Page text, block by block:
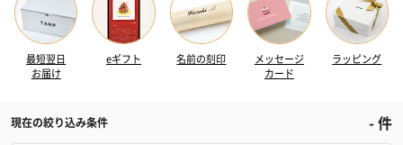
最短翌日
お届け
eギフト 名前の刻印
メッセージ
カード
ラッピング
現在の絞り込み条件 -件